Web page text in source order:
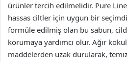
ürünler tercih edilmelidir. Pure Line
hassas ciltler için uygun bir
formüle edilmiş olan bu sabun,
korumaya yardımcı olur. Ağır
maddelerden uzak durularak,